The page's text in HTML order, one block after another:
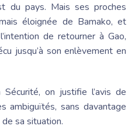
du pays. Mais ses proches
éloignée de Bamako, et
de retourner à Gao,
jusqu’à son enlèvement en
on justifie l’avis de
ambiguïtés, sans davantage
sa situation.